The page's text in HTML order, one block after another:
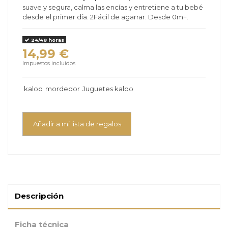
suave y segura, calma las encías y entretiene a tu bebé
desde el primer día. 2Fácil de agarrar. Desde 0m+.
24/48 horas
14,99 €
Impuestos incluidos
kaloo mordedor Juguetes kaloo
Añadir a mi lista de regalos
Descripción
Ficha técnica